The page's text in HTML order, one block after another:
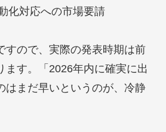
化対応への市場要請
すので、実際の発表時期は前
ます。「2026年内に確実に出
はまだ早いというのが、冷静